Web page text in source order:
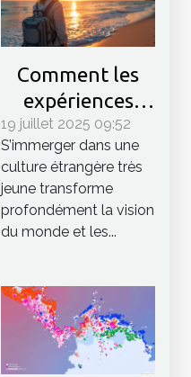
Comment les
expériences
précoces à
l'étranger
façonnent-elles
l'avenir des
jeunes ?
19 juillet 2025 09:52
S’immerger dans une
culture étrangère très
jeune transforme
profondément la vision
du monde et les...